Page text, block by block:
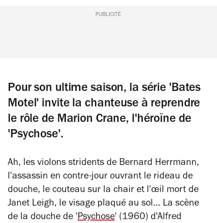
PUBLICITÉ
Pour son ultime saison, la série 'Bates
Motel' invite la chanteuse à reprendre
le rôle de Marion Crane, l'héroïne de
'Psychose'.
Ah, les violons stridents de Bernard Herrmann,
l'assassin en contre-jour ouvrant le rideau de
douche, le couteau sur la chair et l'œil mort de
Janet Leigh, le visage plaqué au sol... La scène
de la douche de 'Psychose' (1960) d'Alfred